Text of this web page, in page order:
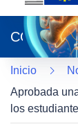
abrirá
en
una
nueva
ventana)
CORDIS
Inicio
Aprobada
los